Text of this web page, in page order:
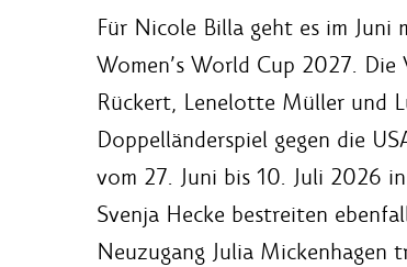
Für Nicole Billa geht es im
Women’s World Cup 2027.
Rückert, Lenelotte Müller und
Doppelländerspiel gegen die
vom 27. Juni bis 10. Juli 2026
Svenja Hecke bestreiten
Neuzugang Julia Mickenhagen